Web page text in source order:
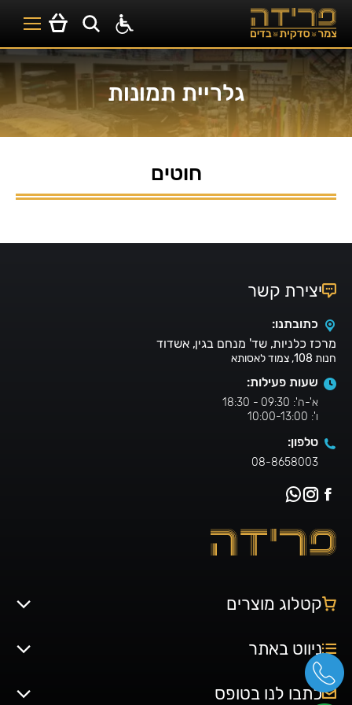
גלריית תמונות
חוטים
יצירת קשר
כתובתנו:
מרכז כלניות, שד' מנחם בגין, אשדוד
חנות 108, צמוד לאסותא
שעות פעילות:
א'-ה': 09:30 - 18:30
ו': 10:00-13:00
טלפון:
08-8658003
קטלוג מוצרים
ניווט באתר
כתבו לנו בטופס